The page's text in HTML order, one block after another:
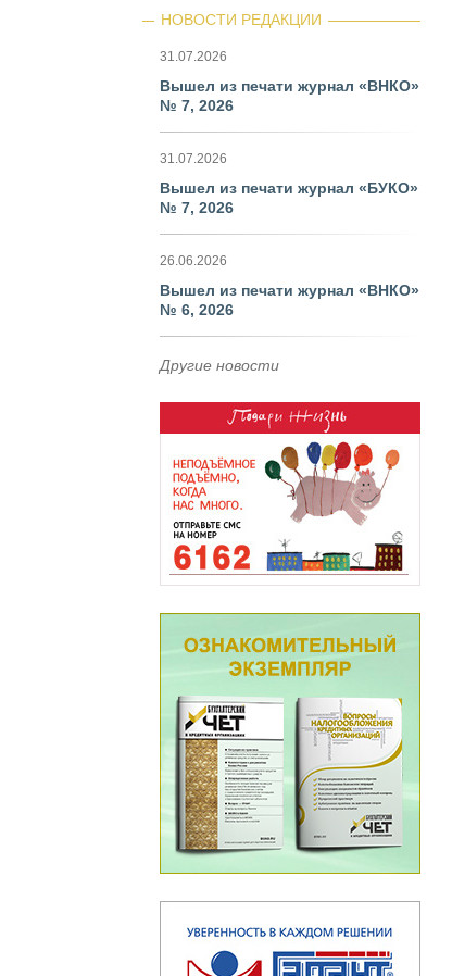
НОВОСТИ РЕДАКЦИИ
31.07.2026
Вышел из печати журнал «ВНКО»
№ 7, 2026
31.07.2026
Вышел из печати журнал «БУКО»
№ 7, 2026
26.06.2026
Вышел из печати журнал «ВНКО»
№ 6, 2026
Другие новости